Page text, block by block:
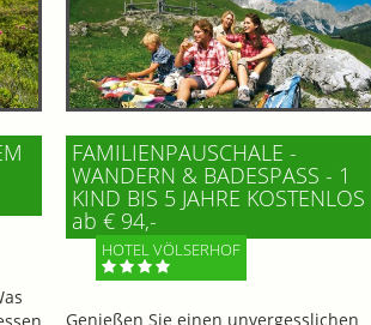
FAMILIENPAUSCHALE -
WANDERN & BADESPASS - 1 K
IND BIS 5 JAHRE KOSTENLOS
ab € 94,-
HOTEL VÖLSERHOF
Genießen Sie einen unvergesslichen